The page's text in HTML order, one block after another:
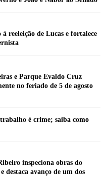
reeleição de Lucas e fortalece
e Parque Evaldo Cruz
no feriado de 5 de agosto
é crime; saiba como
inspeciona obras do
destaca avanço de um dos